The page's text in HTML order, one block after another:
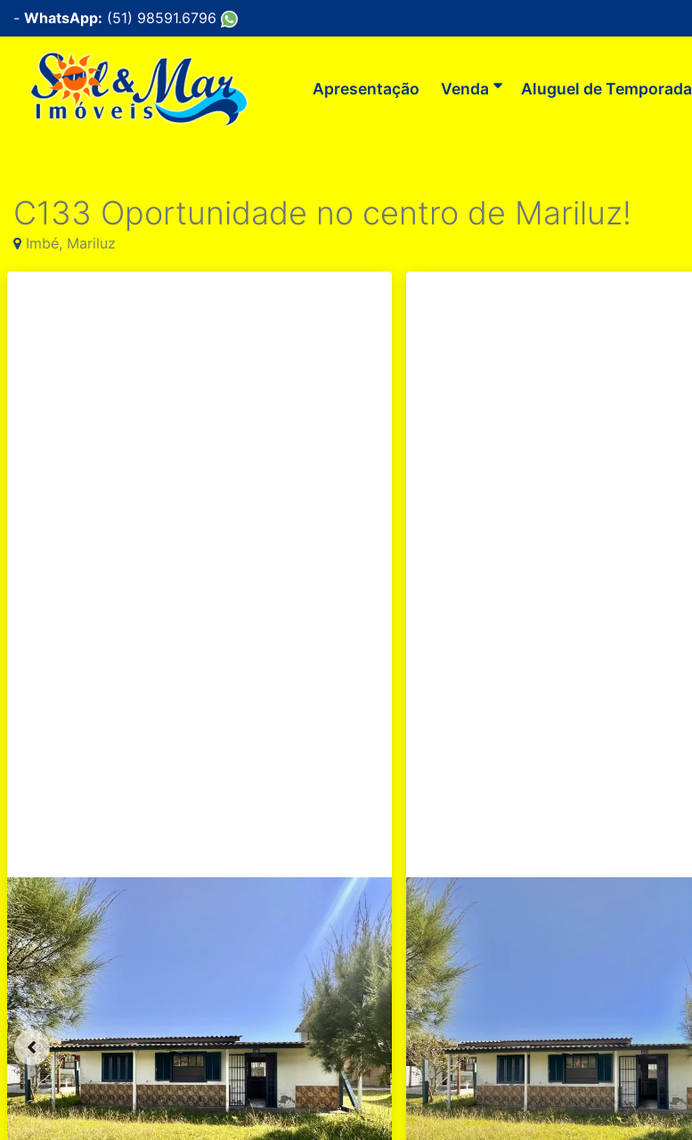
- WhatsApp: (51) 98591.6796
Apresentação Venda Aluguel de Temporada
C133 Oportunidade no centro de Mariluz!
Imbé, Mariluz